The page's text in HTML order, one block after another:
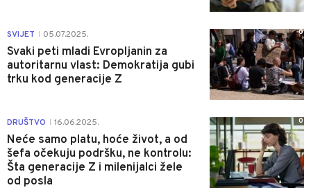
SVIJET 05.07.2025.
Svaki peti mladi Evropljanin za
autoritarnu vlast: Demokratija gubi
trku kod generacije Z
0
DRUŠTVO 16.06.2025.
Neće samo platu, hoće život, a od
šefa očekuju podršku, ne kontrolu:
Šta generacije Z i milenijalci žele
od posla
0